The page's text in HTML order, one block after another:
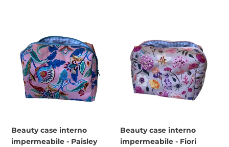
interno
impermeabile
Paisley
fiori
Beauty case interno
impermeabile - Paisley
interno
impermeabile
Fiori
sfondo
Beauty case interno
impermeabile - Fiori